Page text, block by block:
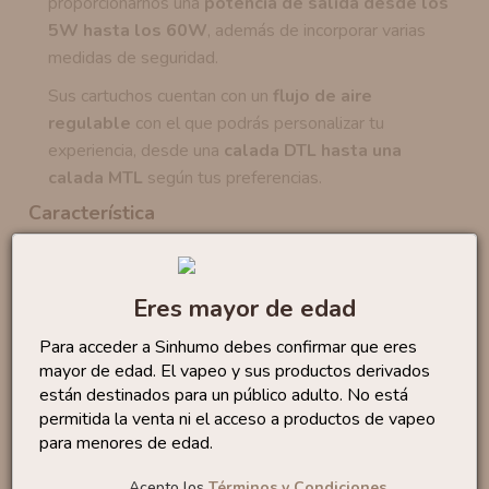
Eres mayor de edad
Para acceder a Sinhumo debes confirmar que eres
mayor de edad. El vapeo y sus productos derivados
están destinados para un público adulto. No está
permitida la venta ni el acceso a productos de vapeo
para menores de edad.
5W hasta los 60W, además de incorporar varias
medidas de seguridad.
Sus cartuchos cuentan con un flujo de aire
regulable con el que podrás personalizar tu
experiencia, desde una calada DTL hasta una
calada MTL según tus preferencias.
Característica
Aleación de Zinc y Cuero
Batería interna: 2500 mAh
Potencia de Salida:5W - 60W
Voltaje de Salida:3,2V - 4,2V
Rango de Resistencias:
0,1 - 3,0 Ohm
Resistencias compatibles: